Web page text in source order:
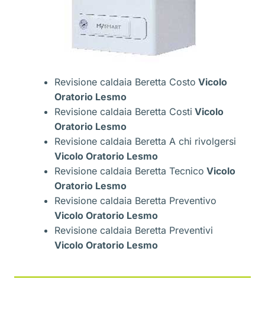
Revisione caldaia Beretta Costo Vicolo
Oratorio Lesmo
Revisione caldaia Beretta Costi Vicolo
Oratorio Lesmo
Revisione caldaia Beretta A chi rivolgersi
Vicolo Oratorio Lesmo
Revisione caldaia Beretta Tecnico Vicolo
Oratorio Lesmo
Revisione caldaia Beretta Preventivo
Vicolo Oratorio Lesmo
Revisione caldaia Beretta Preventivi
Vicolo Oratorio Lesmo